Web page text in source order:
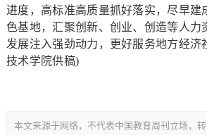
进度，高标准高质量抓好落实，尽早建
色基地，汇聚创新、创业、创造等人力
发展注入强劲动力，更好服务地方经济
技术学院供稿)
本文来源于网络，不代表中国教育周刊立场，转